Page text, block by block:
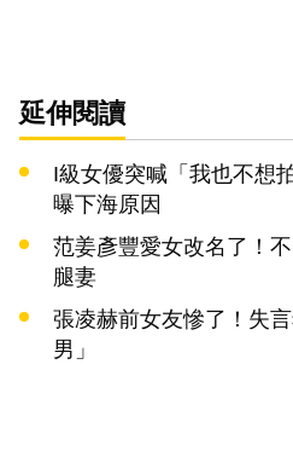
延伸閱讀
I級女優突喊「我也不想
曝下海原因
范姜彥豐愛女改名了！
腿妻
張凌赫前女友慘了！失
男」